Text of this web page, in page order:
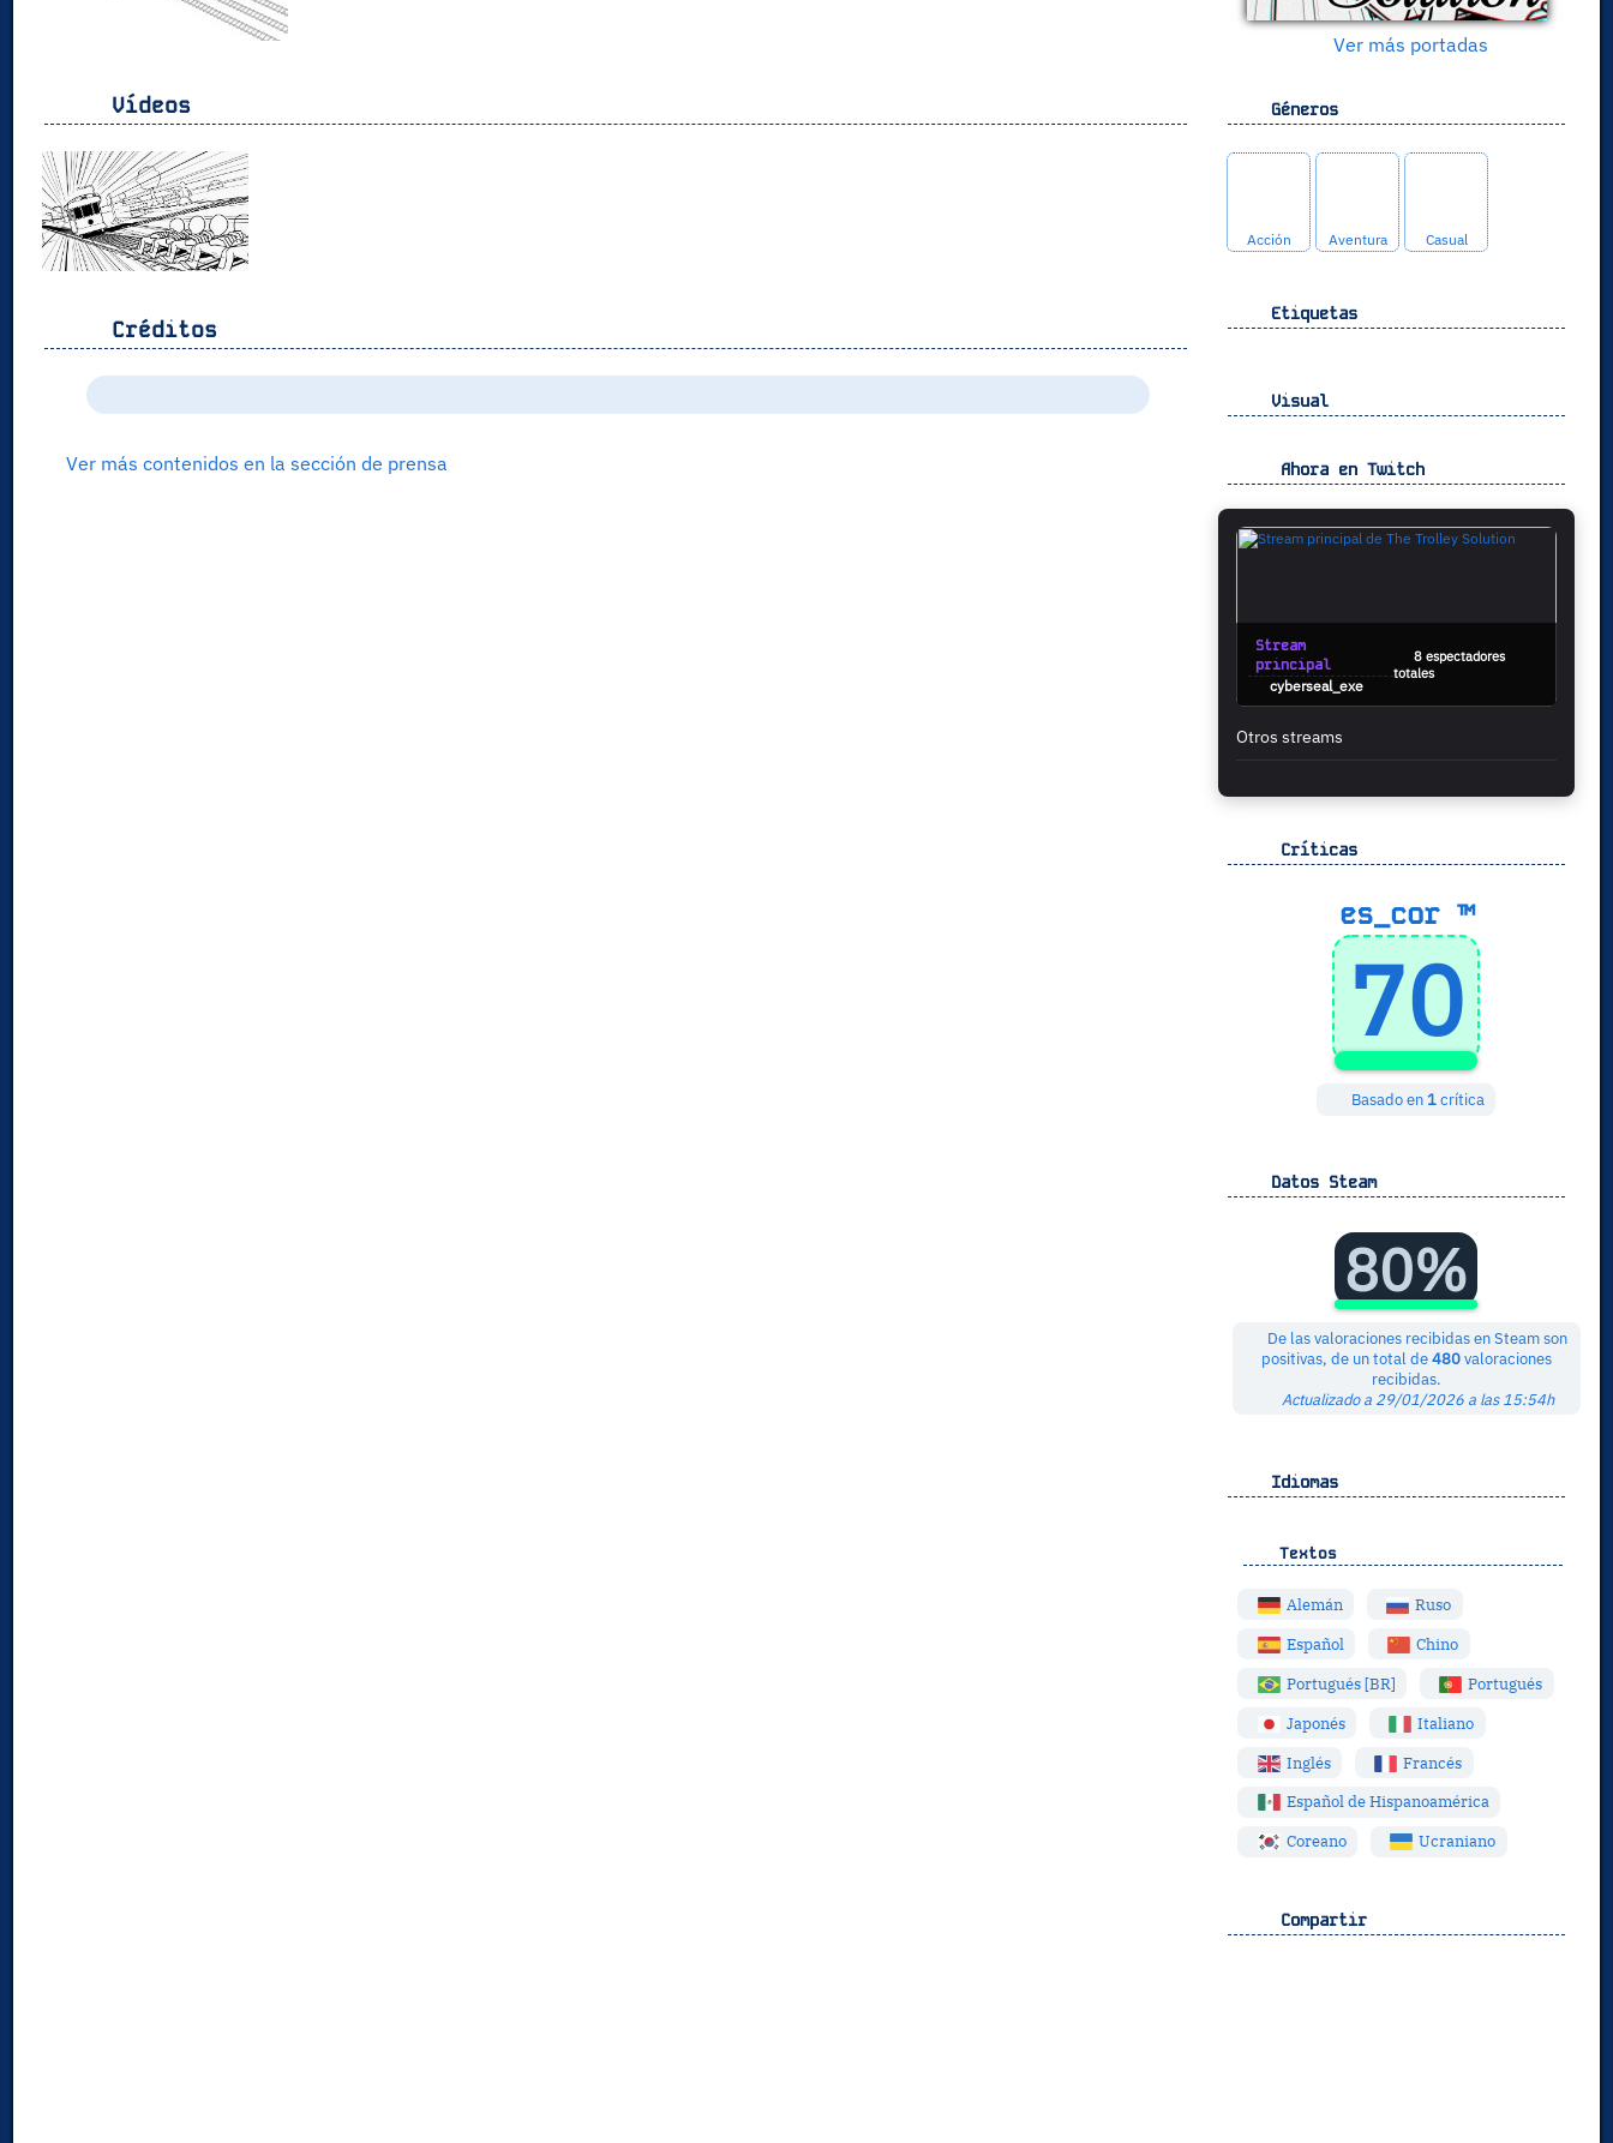
Ver más portadas
Géneros
Acción Aventura Casual
Etiquetas
Visual
Ahora en Twitch
Stream
principal
cyberseal_exe
8 espectadores
totales
Otros streams
Críticas
es_cor ™
70
Basado en1crítica
Datos Steam
80%
De las valoraciones recibidas en Steam son
positivas, de un total de480valoraciones
recibidas.
Actualizado a 29/01/2026 a las 15:54h
Idiomas
Textos
Alemán
Ruso
Español
Chino
Portugués [BR]
Portugués
Japonés
Italiano
Inglés
Francés
Español de Hispanoamérica
Coreano
Ucraniano
Compartir
Vídeos
Créditos
Ver más contenidos en la sección de prensa